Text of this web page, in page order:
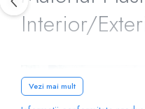
Interior/
Vezi mai mult